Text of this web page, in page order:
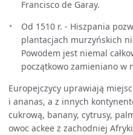
Francisco de Garay.
Od 1510 r. - Hiszpania
plantacjach murzyńskich
Powodem jest niemal
początkowo zamieniano w
Europejczycy uprawiają
i ananas, a z innych
cukrową, banany, cytrusy,
owoc ackee z zachodniej